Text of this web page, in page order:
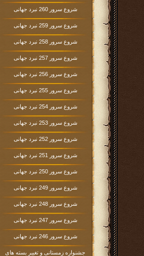
شروع سرور 260 نبرد جهانی
شروع سرور 259 نبرد جهانی
شروع سرور 258 نبرد جهانی
شروع سرور 257 نبرد جهانی
شروع سرور 256 نبرد جهانی
شروع سرور 255 نبرد جهانی
شروع سرور 254 نبرد جهانی
شروع سرور 253 نبرد جهانی
شروع سرور 252 نبرد جهانی
شروع سرور 251 نبرد جهانی
شروع سرور 250 نبرد جهانی
شروع سرور 249 نبرد جهانی
شروع سرور 248 نبرد جهانی
شروع سرور 247 نبرد جهانی
شروع سرور 246 نبرد جهانی
جشنواره زمستانی و تغییر بسته های